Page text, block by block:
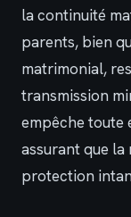
la continuité
parents, bien
matrimonial,
transmission
empêche toute
assurant que la
protection